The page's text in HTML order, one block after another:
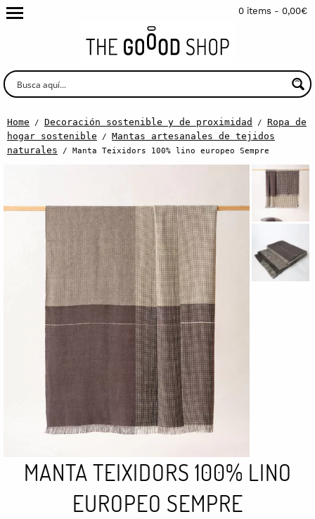
0 items - 0,00€
Home / Decoración sostenible y de proximidad / Ropa de
hogar sostenible / Mantas artesanales de tejidos
naturales / Manta Teixidors 100% lino europeo Sempre
MANTA TEIXIDORS 100% LINO
EUROPEO SEMPRE